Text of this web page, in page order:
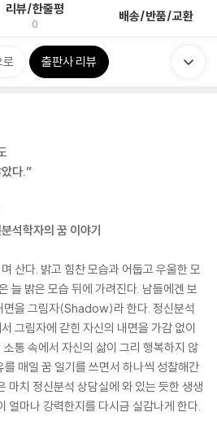
리뷰/한줄평
0 배송/반품/교환
로 출판사 리뷰
다.”
석학자의 꿈 이야기
산다. 밝고 힘찬 모습과 어둡고 우울한 모
늘 밝은 모습 뒤에 가려진다. 남들에겐 보
면을 그림자(Shadow)라 한다. 정신분석
그림자에 갇힌 자신의 내면을 가감 없이
통 속에서 자신의 삶이 그리 행복하지 않
매일 꿈 일기를 쓰면서 하나씩 성찰해간
마치 정신분석 상담실에 와 있는 듯한 생생
얼마나 강력한지를 다시금 실감나게 한다.